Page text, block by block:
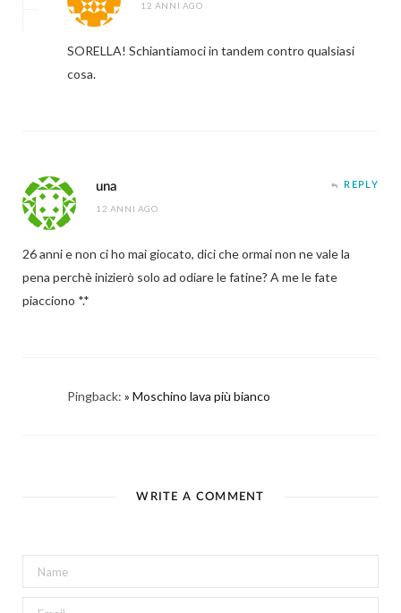
12 ANNI AGO
SORELLA! Schiantiamoci in tandem contro qualsiasi
cosa.
una
12 ANNI AGO
REPLY
26 anni e non ci ho mai giocato, dici che ormai non ne vale la
pena perchè inizierò solo ad odiare le fatine? A me le fate
piacciono *.*
Pingback: » Moschino lava più bianco
WRITE A COMMENT